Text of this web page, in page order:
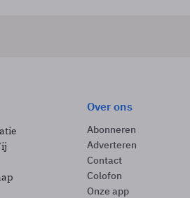
Over ons
Abonneren
Adverteren
Contact
Colofon
Onze app